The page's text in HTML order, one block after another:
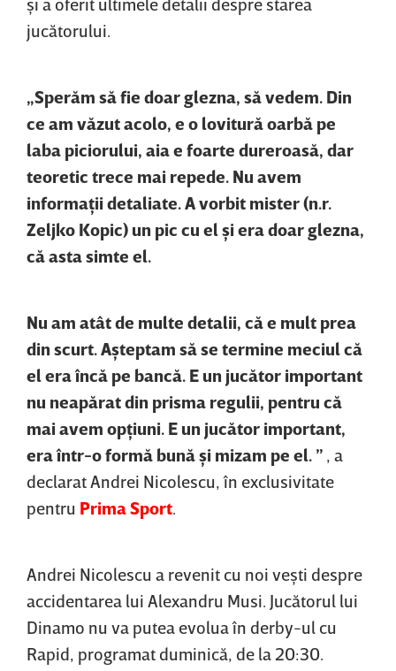
jucătorului.
„Sperăm să fie doar glezna, să vedem. Din
ce am văzut acolo, e o lovitură oarbă pe
laba piciorului, aia e foarte dureroasă, dar
teoretic trece mai repede. Nu avem
informaţii detaliate. A vorbit mister (n.r.
Zeljko Kopic) un pic cu el şi era doar glezna,
că asta simte el.
Nu am atât de multe detalii, că e mult prea
din scurt. Aşteptam să se termine meciul că
el era încă pe bancă. E un jucător important
nu neapărat din prisma regulii, pentru că
mai avem opţiuni. E un jucător important,
era într-o formă bună şi mizam pe el. ” , a
declarat Andrei Nicolescu, în exclusivitate
pentru Prima Sport.
Andrei Nicolescu a revenit cu noi veşti despre
accidentarea lui Alexandru Musi. Jucătorul lui
Dinamo nu va putea evolua în derby-ul cu
Rapid, programat duminică, de la 20:30.